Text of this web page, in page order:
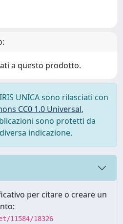
a questo prodotto.
UNICA sono rilasciati con
CC0 1.0 Universal,
sono protetti da
indicazione.
per citare o creare un
11584/18326